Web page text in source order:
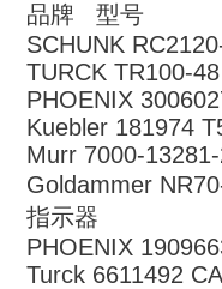
品牌 型号
SCHUNK
TURCK TR100-
PHOENIX
Kuebler 181974
Murr 7000-
Goldammer
指示器
PHOENIX
Turck 6611492